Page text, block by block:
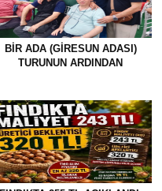
BİR ADA (GİRESUN ADASI)
TURUNUN ARDINDAN